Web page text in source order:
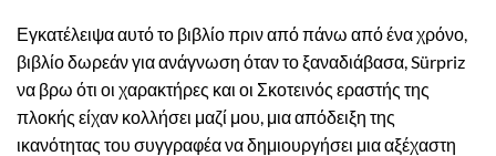
Εγκατέλειψα αυτό το βιβλίο πριν από πάνω από ένα χρόνο,
βιβλίο δωρεάν για ανάγνωση όταν το ξαναδιάβασα, Sürpriz
να βρω ότι οι χαρακτήρες και οι Σκοτεινός εραστής της
πλοκής είχαν κολλήσει μαζί μου, μια απόδειξη της
ικανότητας του συγγραφέα να δημιουργήσει μια αξέχαστη